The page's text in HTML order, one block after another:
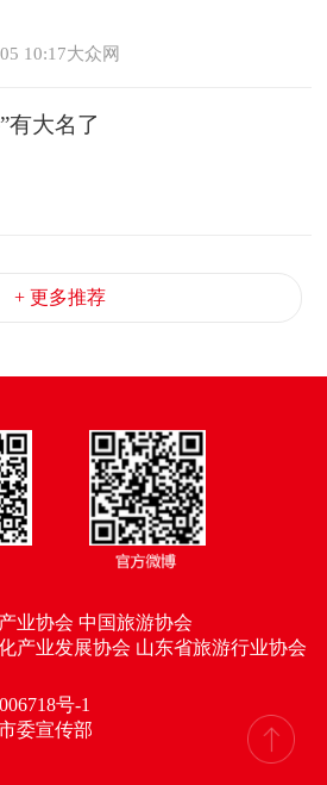
10:17大众网
有大名了
+ 更多推荐
业协会 中国旅游协会
产业发展协会 山东省旅游行业协会
号-1
委宣传部